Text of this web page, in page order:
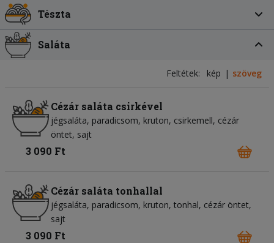
Tészta
Saláta
Feltétek: kép szöveg
Cézár saláta csirkével
jégsaláta paradicsom kruton csirkemell cézár
öntet sajt
3 090 Ft
Cézár saláta tonhallal
jégsaláta paradicsom kruton tonhal cézár öntet
sajt
3 090 Ft